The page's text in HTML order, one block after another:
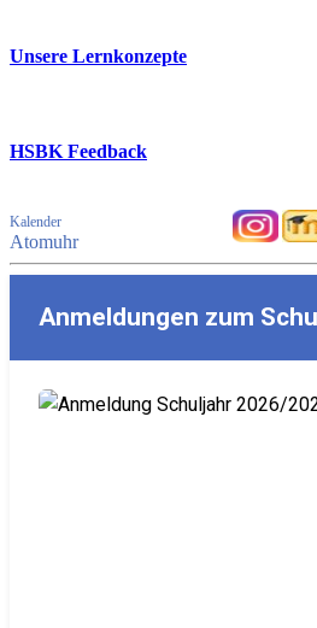
Unsere Lernkonzepte
HSBK Feedback
Kalender
Atomuhr
Anmeldungen zum